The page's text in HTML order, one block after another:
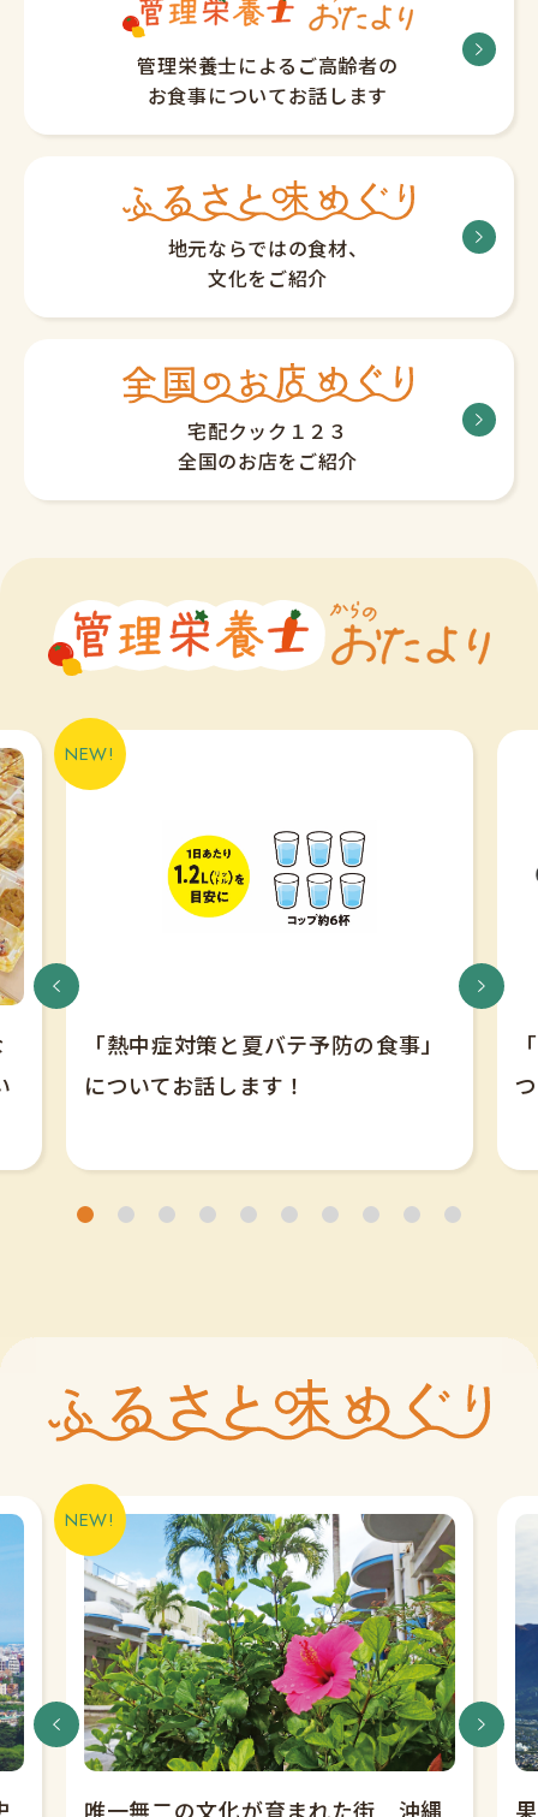
管理栄養士によるご高齢者の
お食事についてお話します
地元ならではの食材、
文化をご紹介
宅配クック１２３
全国のお店をご紹介
「熱中症対策と夏バテ予防の食事」
についてお話します！
唯一無二の文化が育まれた街 沖縄